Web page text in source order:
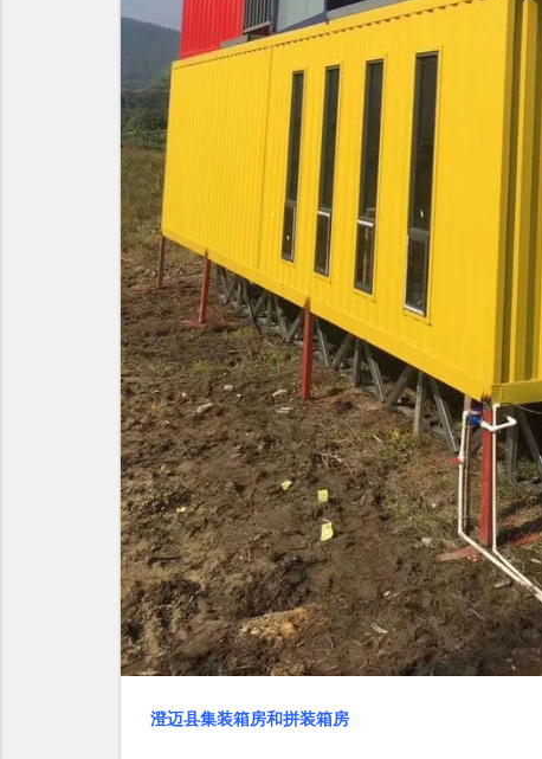
澄迈县集装箱房和拼装箱房